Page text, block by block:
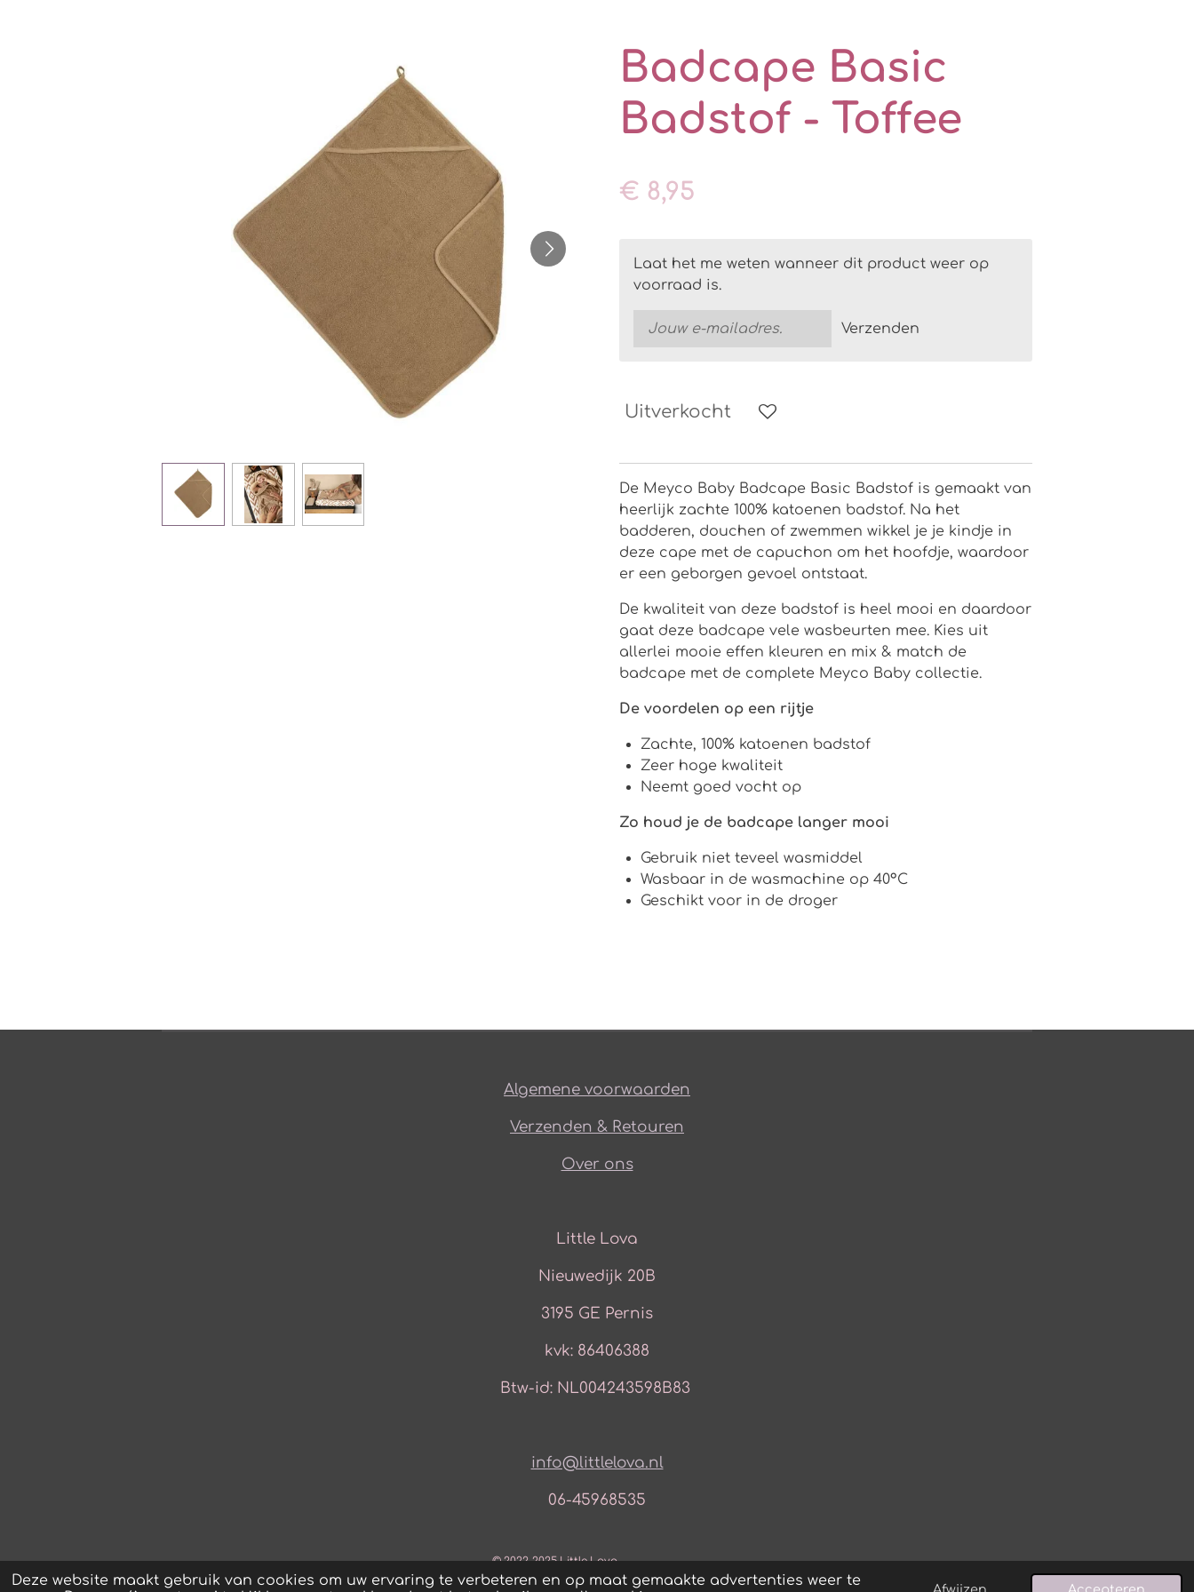
Deze website maakt gebruik van cookies om uw ervaring te verbeteren en op maat gemaakte advertenties weer te
Afwijzen Accepteren
Badcape Basic
Badstof - Toffee
€ 8,95
Laat het me weten wanneer dit product weer op
voorraad is.
Verzenden
Uitverkocht
De Meyco Baby Badcape Basic Badstof is gemaakt van
heerlijk zachte 100% katoenen badstof. Na het
badderen, douchen of zwemmen wikkel je je kindje in
deze cape met de capuchon om het hoofdje, waardoor
er een geborgen gevoel ontstaat.
De kwaliteit van deze badstof is heel mooi en daardoor
gaat deze badcape vele wasbeurten mee. Kies uit
allerlei mooie effen kleuren en mix & match de
badcape met de complete Meyco Baby collectie.
De voordelen op een rijtje
Zachte, 100% katoenen badstof
Zeer hoge kwaliteit
Neemt goed vocht op
Zo houd je de badcape langer mooi
Gebruik niet teveel wasmiddel
Wasbaar in de wasmachine op 40°C
Geschikt voor in de droger
Algemene voorwaarden
Verzenden & Retouren
Over ons
Little Lova
Nieuwedijk 20B
3195 GE Pernis
kvk: 86406388
Btw-id: NL004243598B83
info@littlelova.nl
06-45968535
© 2022-2025 Little Lova